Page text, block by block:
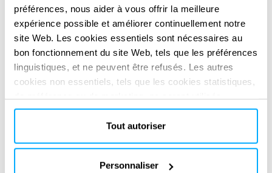
préférences, nous aider à vous offrir la meilleure
expérience possible et améliorer continuellement notre
site Web. Les cookies essentiels sont nécessaires au
bon fonctionnement du site Web, tels que les préférences
linguistiques, et ne peuvent être refusés. Les autres
cookies non essentiels, tels que les cookies statistiques,
qu'après avoir cliqué sur « Accepter tout ». Pour plus
d'informations, veuillez consulter notre politique en
matière de cookies dans la section « À propos » et au
Tout autoriser
Personnaliser
Réduire le risque d’inondation à court terme
(modélisation prédictive, systèmes d’alerte
précoce)
Prendre des décisions dans un contexte
résultats clairs et robustes
l’engagement des parties prenantes, à la
formation et aux outils d’aide à la décision